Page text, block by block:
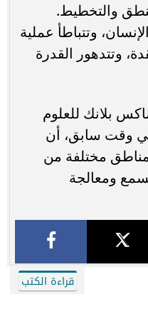
والتخطيط.
وتتباطأ عملية
وتتدهور القدرة
بلانك للعلوم
في وقت سابق، أن
مختلفة من
ومعالجة
قراءة الكتب